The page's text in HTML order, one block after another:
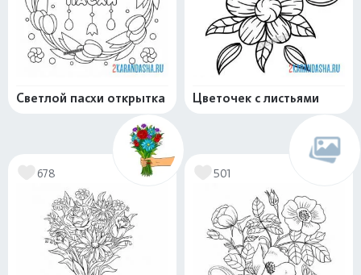
Светлой пасхи открытка Цветочек с листьями
678 501